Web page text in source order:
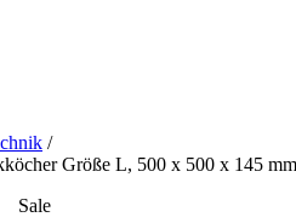
/
Größe L, 500 x 500 x 145 mm
Sale